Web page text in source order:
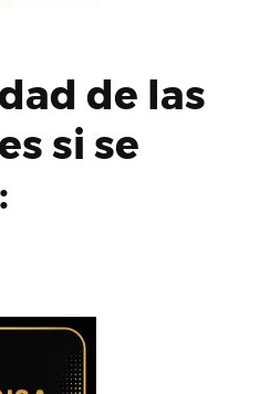
de las
si se